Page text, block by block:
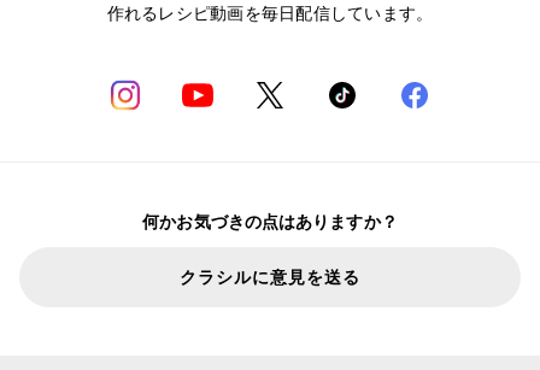
作れるレシピ動画を毎日配信しています。
何かお気づきの点はありますか？
クラシルに意見を送る